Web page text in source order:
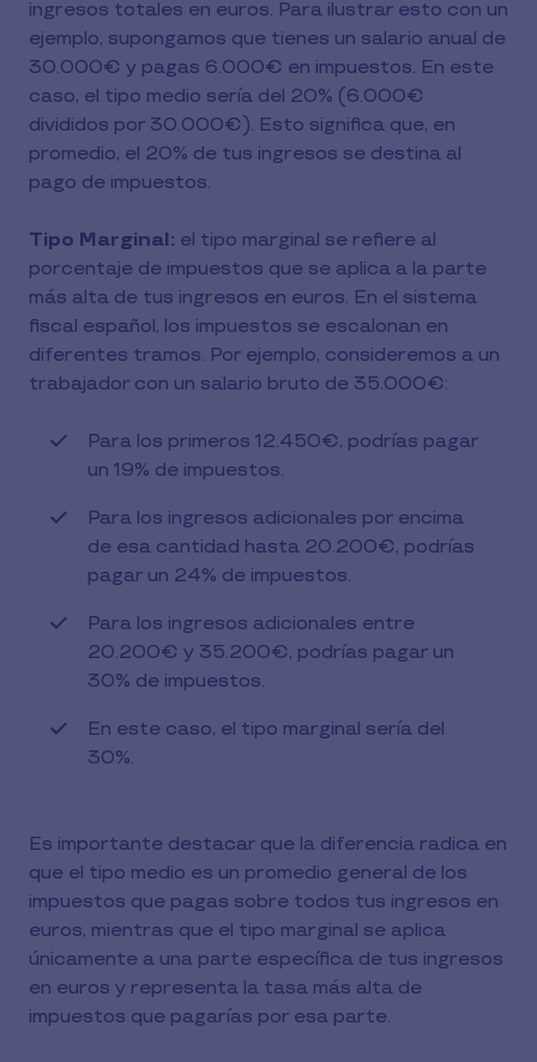
ingresos totales en euros. Para ilustrar esto con un
ejemplo, supongamos que tienes un salario anual de
30.000€ y pagas 6.000€ en impuestos. En este
caso, el tipo medio sería del 20% (6.000€
divididos por 30.000€). Esto significa que, en
promedio, el 20% de tus ingresos se destina al
pago de impuestos.
Tipo Marginal: el tipo marginal se refiere al
porcentaje de impuestos que se aplica a la parte
más alta de tus ingresos en euros. En el sistema
fiscal español, los impuestos se escalonan en
diferentes tramos. Por ejemplo, consideremos a un
trabajador con un salario bruto de 35.000€:
Para los primeros 12.450€, podrías pagar
un 19% de impuestos.
Para los ingresos adicionales por encima
de esa cantidad hasta 20.200€, podrías
pagar un 24% de impuestos.
Para los ingresos adicionales entre
20.200€ y 35.200€, podrías pagar un
30% de impuestos.
En este caso, el tipo marginal sería del
30%.
Es importante destacar que la diferencia radica en
que el tipo medio es un promedio general de los
impuestos que pagas sobre todos tus ingresos en
euros, mientras que el tipo marginal se aplica
únicamente a una parte específica de tus ingresos
en euros y representa la tasa más alta de
impuestos que pagarías por esa parte.